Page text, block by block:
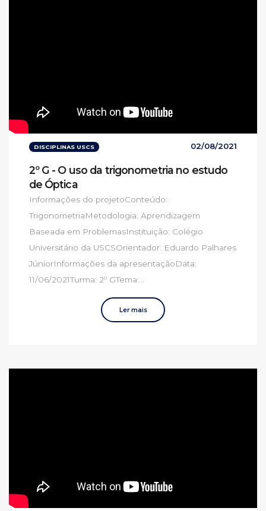
DISCIPLINAS USCS 02/08/2021
2º G - O uso da trigonometria no estudo
de Óptica
Informações do projetoConteúdo:
TrigonometriaMetodologia: Aprendizagem
Baseada em ProblemasInstituição: Colégio
Universitário da USCSOrientador: Eduardo Palhares
JúniorInformações da apresentaçãoData:
11/06/2021Turma: 2º GTema:...
Ler mais